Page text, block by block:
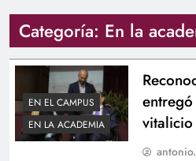
Categoría: En la
EN EL CAMPUS
EN LA ACADEMIA